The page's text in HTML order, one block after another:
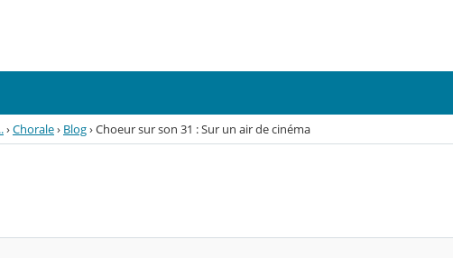
›Chorale› Blog›Choeur sur son 31 : Sur un air de cinéma